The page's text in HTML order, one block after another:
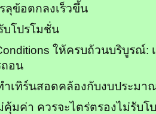
ลุข้อตกลงเร็วขึ้น
โปรโมชั่น
ให้ครบถ้วนบริบูรณ์:
อน
ำเทิร์นสอดคล้องกับงบประม
มค่า ควรจะไตร่ตรองไม่รับโ